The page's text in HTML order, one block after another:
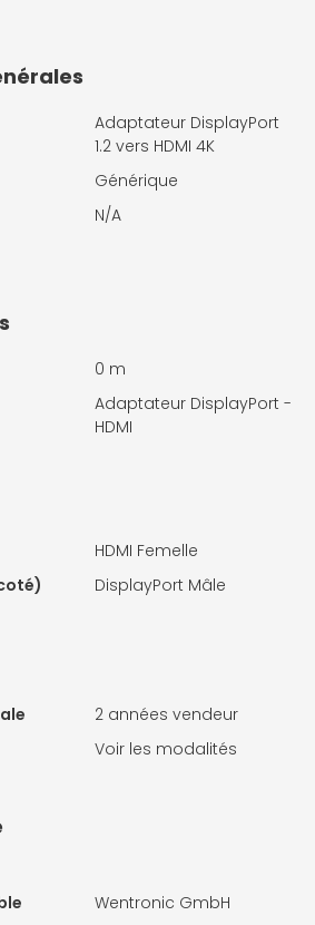
Adaptateur DisplayPort
1.2 vers HDMI 4K
Générique
N/A
0 m
Adaptateur DisplayPort -
HDMI
HDMI Femelle
DisplayPort Mâle
2 années vendeur
Voir les modalités
Wentronic GmbH